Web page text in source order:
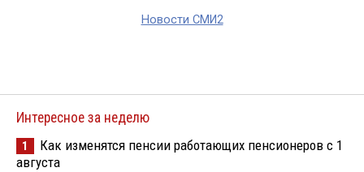
Новости СМИ2
Интересное за неделю
1
Как изменятся пенсии работающих пенсионеров с 1
августа